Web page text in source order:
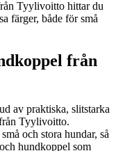
Tyylivoitto hittar du
färger, både för små
från
av praktiska, slitstarka
Tyylivoitto.
och stora hundar, så
hundkoppel som